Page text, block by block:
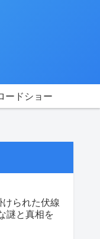
ードショー
られた伏線
謎と真相を